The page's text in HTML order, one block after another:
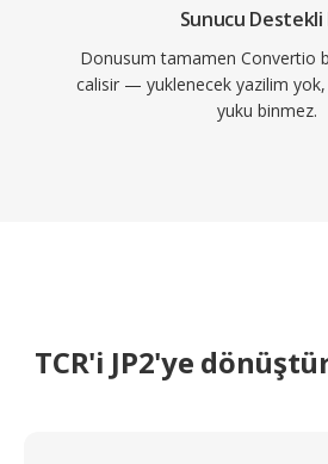
Sunucu Destekli
Donusum tamamen Convertio
calisir — yuklenecek yazilim
yuku binmez.
TCR'i JP2'ye